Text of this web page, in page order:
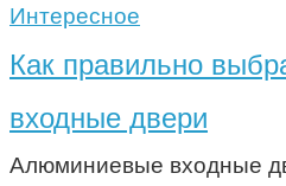
Интересное
Как правильно
входные двери
Алюминиевые входные